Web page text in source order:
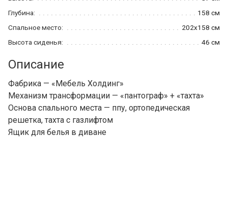
Глубина:
158 см
Спальное место:
202x158 см
Высота сиденья:
46 см
Описание
Фабрика — «Мебель Холдинг»
Механизм трансформации — «пантограф» + «тахта»
Основа спального места — ппу, ортопедическая
решетка, тахта с газлифтом
Ящик для белья в диване